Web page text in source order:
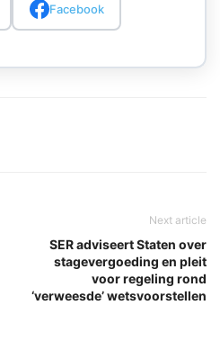
Facebook
Next article
SER adviseert Staten over
stagevergoeding en pleit
voor regeling rond
‘verweesde’ wetsvoorstellen